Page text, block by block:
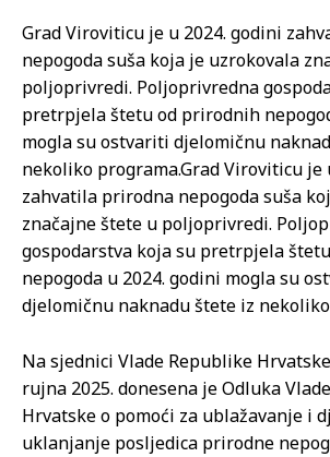
Grad Viroviticu je u 2024. godini
nepogoda suša koja je uzrokovala
poljoprivredi. Poljoprivredna
pretrpjela štetu od prirodnih
mogla su ostvariti djelomičnu
nekoliko programa.Grad Viroviticu je
zahvatila prirodna nepogoda suša
značajne štete u poljoprivredi.
gospodarstva koja su pretrpjela
nepogoda u 2024. godini mogla su
djelomičnu naknadu štete iz
Na sjednici Vlade Republike
rujna 2025. donesena je Odluka
Hrvatske o pomoći za ublažavanje i
uklanjanje posljedica prirodne